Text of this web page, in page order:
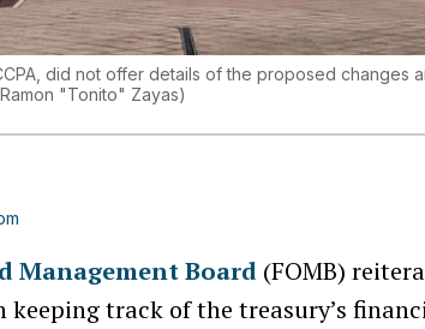
did not offer details of the proposed changes
Ramon "Tonito" Zayas)
Management Board (FOMB)
keeping track of the treasury’s